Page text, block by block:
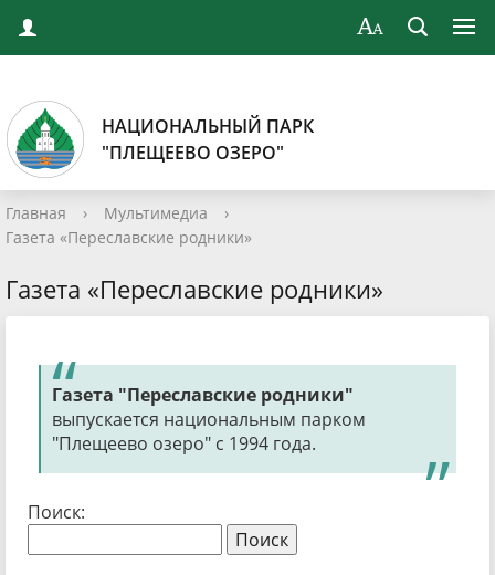
НАЦИОНАЛЬНЫЙ ПАРК
"ПЛЕЩЕЕВО ОЗЕРО"
Главная › Мультимедиа
›
Газета «Переславские родники»
Газета «Переславские родники»
Газета "Переславские родники"
выпускается национальным парком
"Плещеево озеро" с 1994 года.
Поиск: